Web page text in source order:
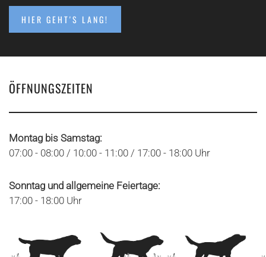
HIER GEHT'S LANG!
ÖFFNUNGSZEITEN
Montag bis Samstag:
07:00 - 08:00 / 10:00 - 11:00 / 17:00 - 18:00 Uhr
Sonntag und allgemeine Feiertage:
17:00 - 18:00 Uhr